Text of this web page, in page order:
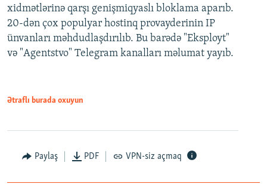
xidmətlərinə qarşı genişmiqyaslı bloklama aparıb.
20-dən çox populyar hostinq provayderinin IP
ünvanları məhdudlaşdırılıb. Bu barədə "Eksployt"
və "Agentstvo" Telegram kanalları məlumat yayıb.
Ətraflı burada oxuyun
Paylaş PDF VPN-siz açmaq